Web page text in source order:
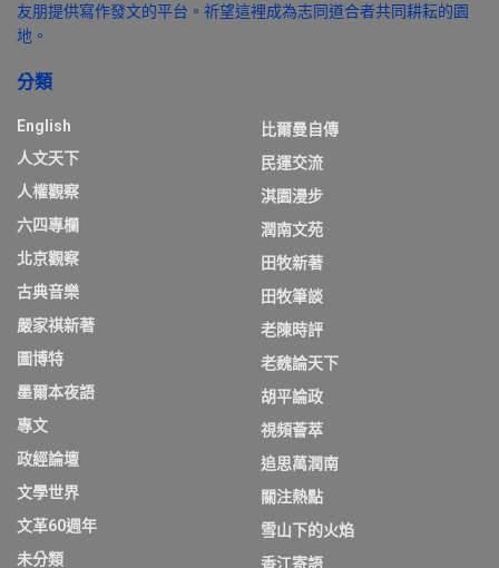
友朋提供寫作發文的平台。祈望這裡成為志同道合者共同耕耘的園
地。
分類
English
人文天下
人權觀察
六四專欄
北京觀察
古典音樂
嚴家祺新著
圖博特
墨爾本夜語
專文
政經論壇
文學世界
文革60週年
未分類
比爾曼自傳
民運交流
淇園漫步
潤南文苑
田牧新著
田牧筆談
老陳時評
老魏論天下
胡平論政
視頻薈萃
追思萬潤南
關注熱點
雪山下的火焰
香江寄語